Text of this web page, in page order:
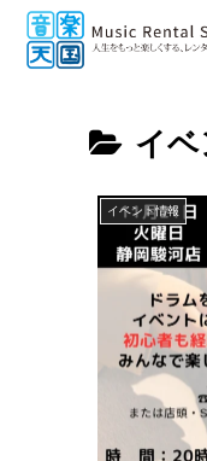
イベ
イベント情報